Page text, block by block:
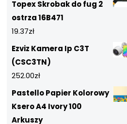
Topex Skrobak do fug 2
ostrza 16B471
19.37zł
Ezviz Kamera Ip C3T
(CSC3TN)
252.00zł
Pastello Papier Kolorowy
Ksero A4 Ivory 100
Arkuszy